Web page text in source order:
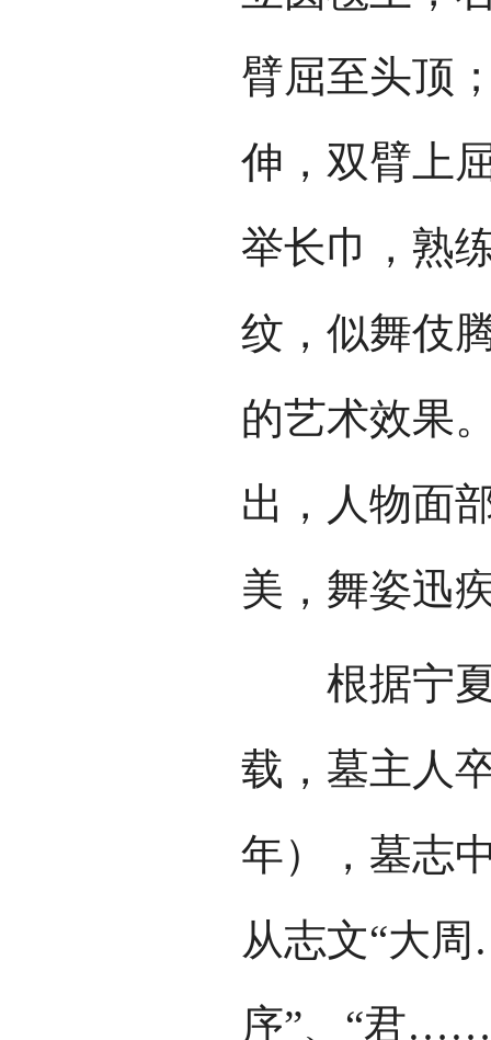
臂屈至头顶
伸，双臂上
举长巾，熟
纹，似舞伎
的艺术效果
出，人物面
美，舞姿迅
根据宁夏
载，墓主人
年），墓志
从志文“大
序”、“君……